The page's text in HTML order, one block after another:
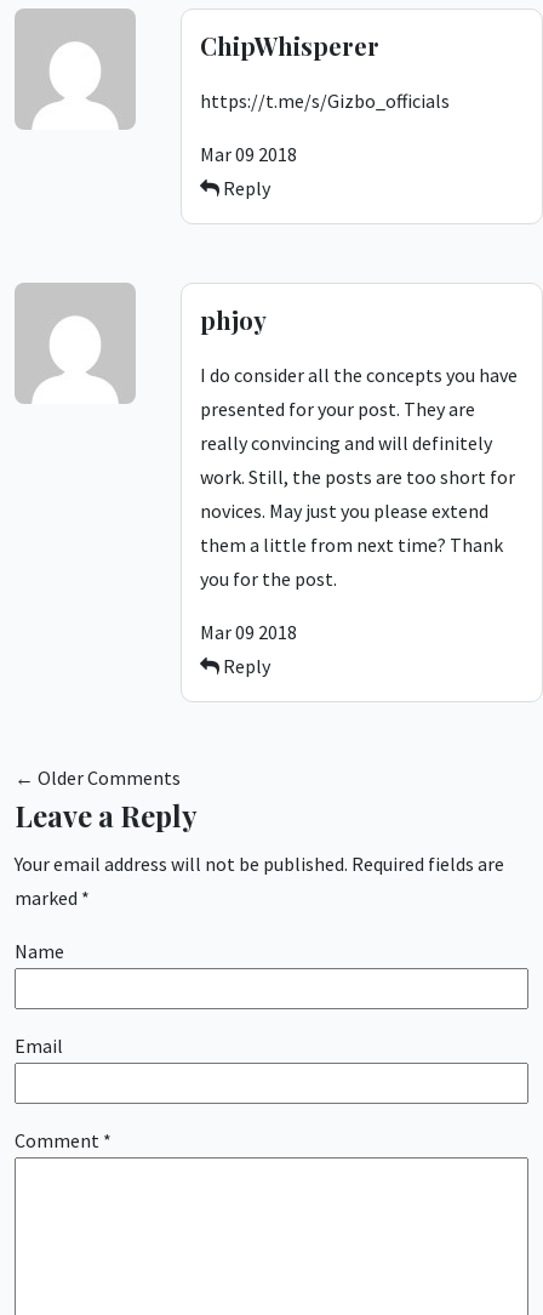
ChipWhisperer
https://t.me/s/Gizbo_officials
Mar 09 2018
Reply
phjoy
I do consider all the concepts you have
presented for your post. They are
really convincing and will definitely
work. Still, the posts are too short for
novices. May just you please extend
them a little from next time? Thank
you for the post.
Mar 09 2018
Reply
← Older Comments
Leave a Reply
Your email address will not be published. Required fields are
marked *
Name
Email
Comment *